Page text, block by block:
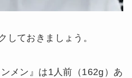
しておきましょう。
ンメン』は1人前（162g）あ